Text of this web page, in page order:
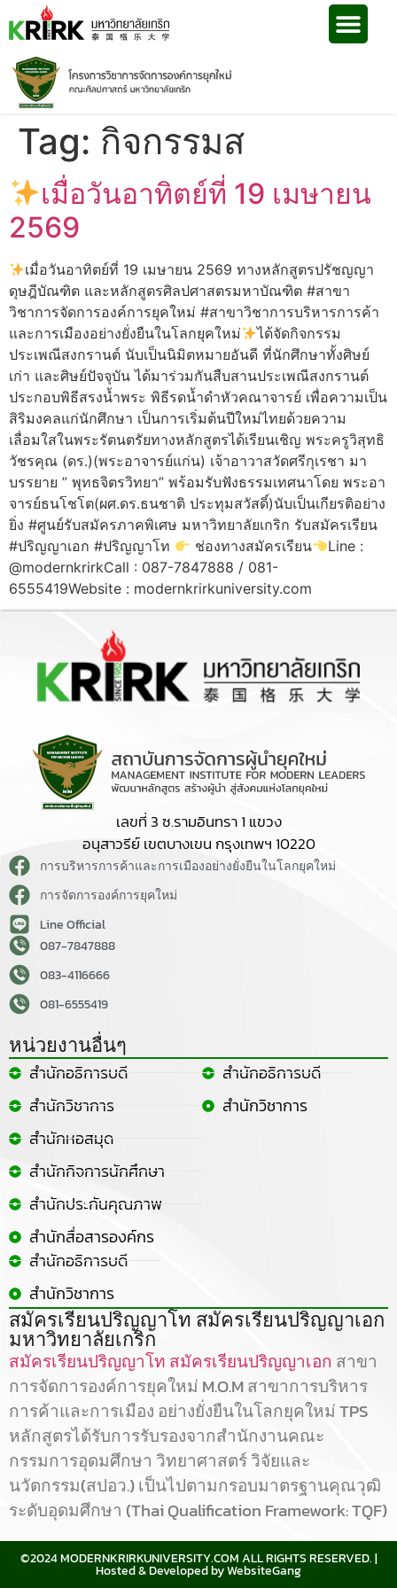
Tag: กิจกรรมส
เมื่อวันอาทิตย์ที่ 19 เมษายน
2569
เมื่อวันอาทิตย์ที่ 19 เมษายน 2569 ทางหลักสูตรปรัชญญา
ดุษฎีบัณฑิต และหลักสูตรศิลปศาสตรมหาบัณฑิต #สาขา
วิชาการจัดการองค์การยุคใหม่ #สาขาวิชาการบริหารการค้า
และการเมืองอย่างยั่งยืนในโลกยุคใหม่
ได้จัดกิจกรรม
ประเพณีสงกรานต์ นับเป็นนิมิตหมายอันดี ที่นักศึกษาทั้งศิษย์
เก่า และศิษย์ปัจจุบัน ได้มาร่วมกันสืบสานประเพณีสงกรานต์
ประกอบพิธีสรงน้ำพระ พิธีรดน้ำดำหัวคณาจารย์ เพื่อความเป็น
สิริมงคลแก่นักศึกษา เป็นการเริ่มต้นปีใหม่ไทยด้วยความ
เลื่อมใสในพระรัตนตรัยทางหลักสูตรได้เรียนเชิญ พระครูวิสุทธิ
วัชรคุณ (ดร.)(พระอาจารย์แก่น) เจ้าอาวาสวัดศรีกุเรชา มา
บรรยาย ” พุทธจิตรวิทยา” พร้อมรับฟังธรรมเทศนาโดย พระอา
จารย์ธนโชโต(ผศ.ดร.ธนชาติ ประทุมสวัสดิ์)นับเป็นเกียรติอย่าง
ยิ่ง #ศูนย์รับสมัครภาคพิเศษ มหาวิทยาลัยเกริก รับสมัครเรียน
#ปริญญาเอก #ปริญญาโท
ช่องทางสมัครเรียน
Line :
@modernkrirkCall : 087-7847888 / 081-
6555419Website : modernkrirkuniversity.com
เลขที่ 3 ซ.รามอินทรา 1 แขวง
อนุสาวรีย์ เขตบางเขน กรุงเทพฯ 10220
การบริหารการค้าและการเมืองอย่างยั่งยืนในโลกยุคใหม่
การจัดการองค์การยุคใหม่
Line Official
087-7847888
083-4116666
081-6555419
หน่วยงานอื่นๆ
สำนักอธิการบดี
สำนักวิชาการ
สำนักหอสมุด
สำนักกิจการนักศึกษา
สำนักประกันคุณภาพ
สำนักสื่อสารองค์กร
สำนักอธิการบดี
สำนักวิชาการ
สำนักอธิการบดี
สำนักวิชาการ
สมัครเรียนปริญญาโท สมัครเรียนปริญญาเอก
มหาวิทยาลัยเกริก
สมัครเรียนปริญญาโท สมัครเรียนปริญญาเอก สาขา
การจัดการองค์การยุคใหม่ M.O.M สาขาการบริหาร
การค้าและการเมือง อย่างยั่งยืนในโลกยุคใหม่ TPS
หลักสูตรได้รับการรับรองจากสำนักงานคณะ
กรรมการอุดมศึกษา วิทยาศาสตร์ วิจัยและ
นวัตกรรม(สปอว.) เป็นไปตามกรอบมาตรฐานคุณวุฒิ
ระดับอุดมศึกษา (Thai Qualification Framework: TQF)
©2024 MODERNKRIRKUNIVERSITY.COM ALL RIGHTS RESERVED. |
Hosted & Developed by WebsiteGang